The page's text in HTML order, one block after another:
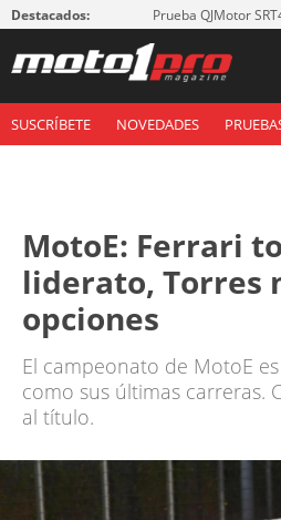
Destacados: Prueba QJMotor
SUSCRÍBETE NOVEDADES
MotoE: Ferrari
liderato, Torres
opciones
El campeonato de MotoE
como sus últimas carreras.
al título.